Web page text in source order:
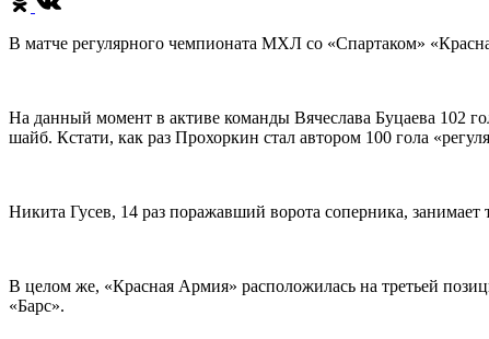
В матче регулярного чемпионата МХЛ со «Спартаком»
На данный момент в активе команды Вячеслава Буцаева 102
шайб. Кстати, как раз Прохоркин стал автором 100 гола
Никита Гусев, 14 раз поражавший ворота соперника, занимает
В целом же, «Красная Армия» расположилась на третьей
«Барс».